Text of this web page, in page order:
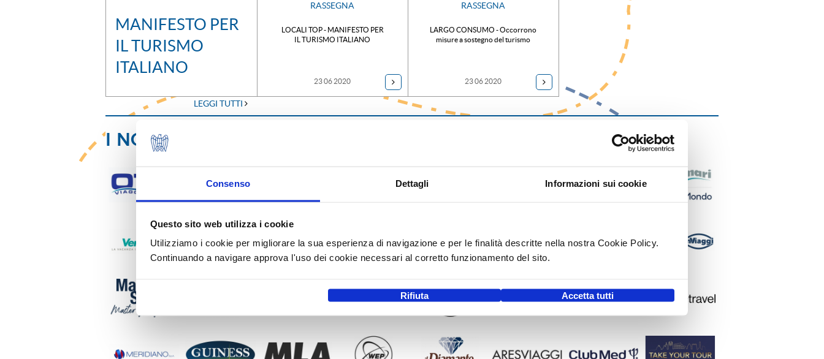
Consenso Dettagli Informazioni sui cookie
Questo sito web utilizza i cookie
Utilizziamo i cookie per migliorare la sua esperienza di navigazione e per le finalità descritte nella nostra Cookie Policy.
Continuando a navigare approva l'uso dei cookie necessari al corretto funzionamento del sito.
Rifiuta Accetta tutti
MANIFESTO PER
IL TURISMO
ITALIANO
LEGGI TUTTI
RASSEGNA
LOCALI TOP - MANIFESTO PER
IL TURISMO ITALIANO
23 06 2020
RASSEGNA
LARGO CONSUMO - Occorrono
misure a sostegno del turismo
23 06 2020
I NOSTRI SOCI